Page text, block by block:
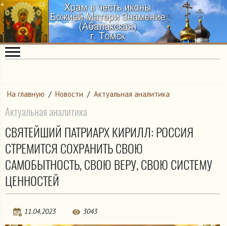
На главную / Новости / Актуальная аналитика
Актуальная аналитика
СВЯТЕЙШИЙ ПАТРИАРХ КИРИЛЛ: РОССИЯ
СТРЕМИТСЯ СОХРАНИТЬ СВОЮ
САМОБЫТНОСТЬ, СВОЮ ВЕРУ, СВОЮ СИСТЕМУ
ЦЕННОСТЕЙ
11.04.2023 3043